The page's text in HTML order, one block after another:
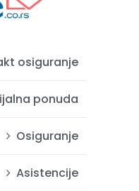
osiguranje
ponuda
Osiguranje
Asistencije